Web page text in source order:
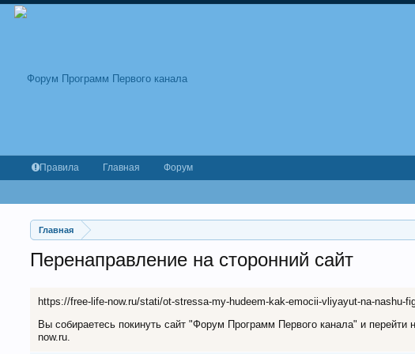
Главная
Перенаправление на сторонний сайт
https://free-life-now.ru/stati/ot-stressa-my-hudeem-kak-emocii-vliyayut-na-nashu-
Вы собираетесь покинуть сайт "Форум Программ Первого канала" и
now.ru.
Правила Главная Форум